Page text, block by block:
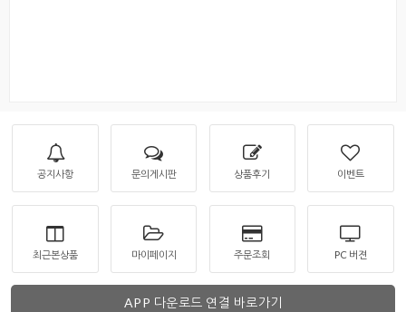
공지사항 문의게시판 상품후기 이벤트
최근본상품 마이페이지 주문조회 PC 버젼
APP 다운로드 연결 바로가기